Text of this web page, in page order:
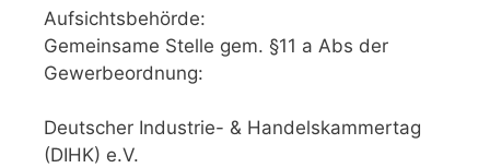
Aufsichtsbehörde:
Gemeinsame Stelle gem. §11 a Abs der
Gewerbeordnung:
Deutscher Industrie- & Handelskammertag
(DIHK) e.V.